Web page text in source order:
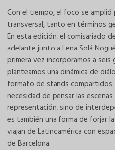
Con el tiempo, el foco se amplió
transversal, tanto en términos
En esta edición, el comisariado
adelante junto a Lena Solá
primera vez incorporamos a seis
planteamos una dinámica de
formato de stands compartidos.
necesidad de pensar las
representación, sino de
es también una forma de forjar
viajan de Latinoamérica con
de Barcelona.